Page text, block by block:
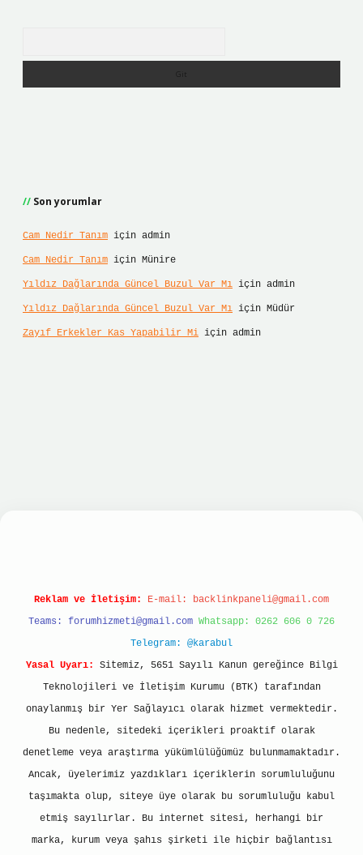
Son yorumlar
Cam Nedir Tanım için admin
Cam Nedir Tanım için Münire
Yıldız Dağlarında Güncel Buzul Var Mı için admin
Yıldız Dağlarında Güncel Buzul Var Mı için Müdür
Zayıf Erkekler Kas Yapabilir Mi için admin
Reklam ve İletişim: E-mail: backlinkpaneli@gmail.com
Teams: forumhizmeti@gmail.com Whatsapp: 0262 606 0 726
Telegram: @karabul
Yasal Uyarı:
Sitemiz, 5651 Sayılı Kanun gereğince Bilgi
Teknolojileri ve İletişim Kurumu (BTK) tarafından
onaylanmış bir Yer Sağlayıcı olarak hizmet vermektedir.
Bu nedenle, sitedeki içerikleri proaktif olarak
denetleme veya araştırma yükümlülüğümüz bulunmamaktadır.
Ancak, üyelerimiz yazdıkları içeriklerin sorumluluğunu
taşımakta olup, siteye üye olarak bu sorumluluğu kabul
etmiş sayılırlar. Bu internet sitesi, herhangi bir
marka, kurum veya şahıs şirketi ile hiçbir bağlantısı